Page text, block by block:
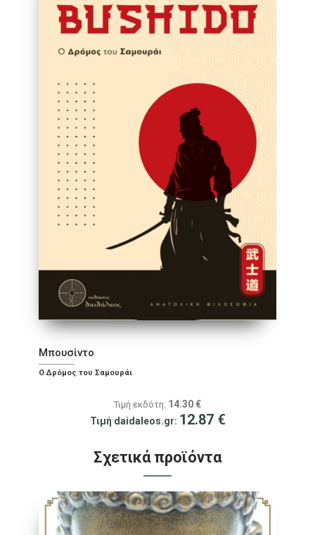
Μπουσίντο
Ο Δρόμος του Σαμουράι
Τιμή εκδότη: 14.30 €
Τιμή daidaleos.gr: 12.87 €
Σχετικά προϊόντα